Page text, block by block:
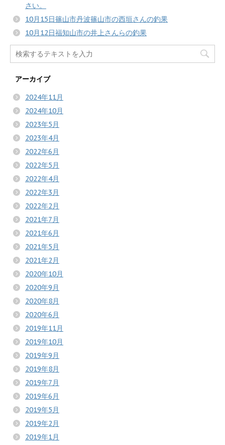
さい。
10月15日篠山市丹波篠山市の西垣さんの釣果
10月12日福知山市の井上さんらの釣果
アーカイブ
2024年11月
2024年10月
2023年5月
2023年4月
2022年6月
2022年5月
2022年4月
2022年3月
2022年2月
2021年7月
2021年6月
2021年5月
2021年2月
2020年10月
2020年9月
2020年8月
2020年6月
2019年11月
2019年10月
2019年9月
2019年8月
2019年7月
2019年6月
2019年5月
2019年2月
2019年1月